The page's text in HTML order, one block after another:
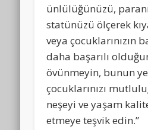
ünlülüğünüzü,
statünüzü ölçerek
veya çocuklarınızın
daha başarılı
övünmeyin, bunun
çocuklarınızı
neşeyi ve yaşam
etmeye teşvik edin.”